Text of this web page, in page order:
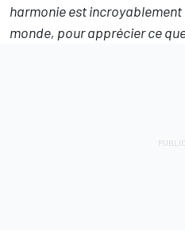
harmonie est
monde, pour apprécier ce